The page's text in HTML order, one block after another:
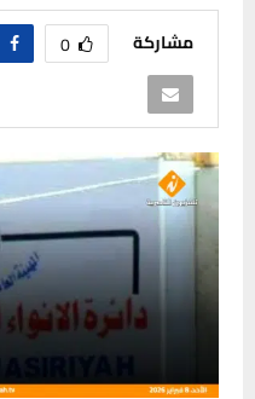
مشاركة 0